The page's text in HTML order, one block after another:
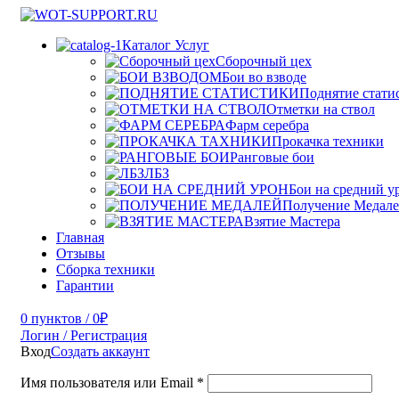
Каталог Услуг
Сборочный цех
Бои во взводе
Поднятие
Отметки на ствол
Фарм серебра
Прокачка техники
Ранговые бои
ЛБЗ
Бои на средний
Получение
Взятие Мастера
Главная
Отзывы
Сборка техники
Гарантии
0 пунктов / 0₽
Логин / Регистрация
ВходСоздать аккаунт
Имя пользователя или Email *